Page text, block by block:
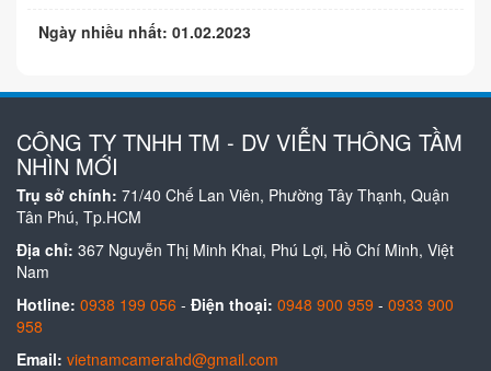
Ngày nhiều nhất: 01.02.2023
CÔNG TY TNHH TM - DV VIỄN THÔNG TẦM
NHÌN MỚI
Trụ sở chính: 71/40 Chế Lan Viên, Phường Tây Thạnh, Quận
Tân Phú, Tp.HCM
Địa chỉ: 367 Nguyễn Thị Minh Khai, Phú Lợi, Hồ Chí Minh, Việt
Nam
Hotline: 0938 199 056 - Điện thoại: 0948 900 959 - 0933 900
958
Email: vietnamcamerahd@gmail.com